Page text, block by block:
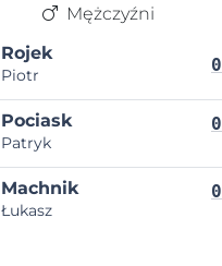
Mężczyźni
Rojek
Piotr 0
Pociask
Patryk
0
Machnik
Łukasz
0